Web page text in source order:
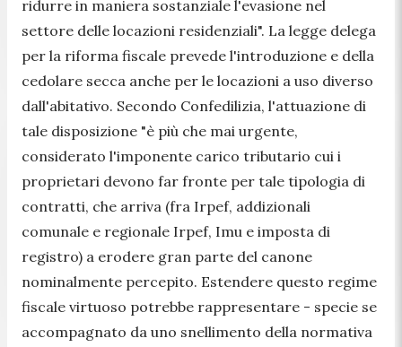
ridurre in maniera sostanziale l'evasione nel
settore delle locazioni residenziali". La legge delega
per la riforma fiscale prevede l'introduzione e della
cedolare secca anche per le locazioni a uso diverso
dall'abitativo. Secondo Confedilizia, l'attuazione di
tale disposizione "è più che mai urgente,
considerato l'imponente carico tributario cui i
proprietari devono far fronte per tale tipologia di
contratti, che arriva (fra Irpef, addizionali
comunale e regionale Irpef, Imu e imposta di
registro) a erodere gran parte del canone
nominalmente percepito. Estendere questo regime
fiscale virtuoso potrebbe rappresentare - specie se
accompagnato da uno snellimento della normativa